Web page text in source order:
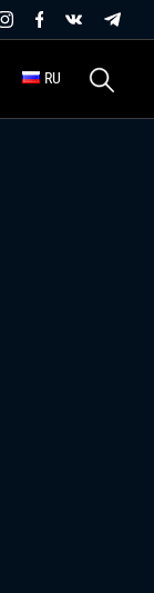
RU Найти: